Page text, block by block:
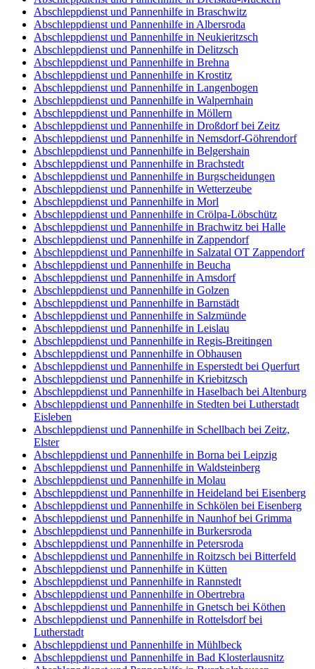
Abschleppdienst und Pannenhilfe in Braschwitz
Abschleppdienst und Pannenhilfe in Albersroda
Abschleppdienst und Pannenhilfe in Neukieritzsch
Abschleppdienst und Pannenhilfe in Delitzsch
Abschleppdienst und Pannenhilfe in Brehna
Abschleppdienst und Pannenhilfe in Krostitz
Abschleppdienst und Pannenhilfe in Langenbogen
Abschleppdienst und Pannenhilfe in Walpernhain
Abschleppdienst und Pannenhilfe in Möllern
Abschleppdienst und Pannenhilfe in Droßdorf bei Zeitz
Abschleppdienst und Pannenhilfe in Nemsdorf-Göhrendorf
Abschleppdienst und Pannenhilfe in Belgershain
Abschleppdienst und Pannenhilfe in Brachstedt
Abschleppdienst und Pannenhilfe in Burgscheidungen
Abschleppdienst und Pannenhilfe in Wetterzeube
Abschleppdienst und Pannenhilfe in Morl
Abschleppdienst und Pannenhilfe in Crölpa-Löbschütz
Abschleppdienst und Pannenhilfe in Brachwitz bei Halle
Abschleppdienst und Pannenhilfe in Zappendorf
Abschleppdienst und Pannenhilfe in Salzatal OT Zappendorf
Abschleppdienst und Pannenhilfe in Beucha
Abschleppdienst und Pannenhilfe in Amsdorf
Abschleppdienst und Pannenhilfe in Golzen
Abschleppdienst und Pannenhilfe in Barnstädt
Abschleppdienst und Pannenhilfe in Salzmünde
Abschleppdienst und Pannenhilfe in Leislau
Abschleppdienst und Pannenhilfe in Regis-Breitingen
Abschleppdienst und Pannenhilfe in Obhausen
Abschleppdienst und Pannenhilfe in Esperstedt bei Querfurt
Abschleppdienst und Pannenhilfe in Kriebitzsch
Abschleppdienst und Pannenhilfe in Haselbach bei Altenburg
Abschleppdienst und Pannenhilfe in Stedten bei Lutherstadt
Eisleben
Abschleppdienst und Pannenhilfe in Schellbach bei Zeitz,
Elster
Abschleppdienst und Pannenhilfe in Borna bei Leipzig
Abschleppdienst und Pannenhilfe in Waldsteinberg
Abschleppdienst und Pannenhilfe in Molau
Abschleppdienst und Pannenhilfe in Heideland bei Eisenberg
Abschleppdienst und Pannenhilfe in Schkölen bei Eisenberg
Abschleppdienst und Pannenhilfe in Naunhof bei Grimma
Abschleppdienst und Pannenhilfe in Burkersroda
Abschleppdienst und Pannenhilfe in Petersroda
Abschleppdienst und Pannenhilfe in Roitzsch bei Bitterfeld
Abschleppdienst und Pannenhilfe in Kütten
Abschleppdienst und Pannenhilfe in Rannstedt
Abschleppdienst und Pannenhilfe in Obertrebra
Abschleppdienst und Pannenhilfe in Gnetsch bei Köthen
Abschleppdienst und Pannenhilfe in Rottelsdorf bei
Lutherstadt
Abschleppdienst und Pannenhilfe in Mühlbeck
Abschleppdienst und Pannenhilfe in Bad Klosterlausnitz